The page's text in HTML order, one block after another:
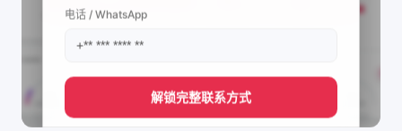
电话 / WhatsApp
解锁完整联系方式